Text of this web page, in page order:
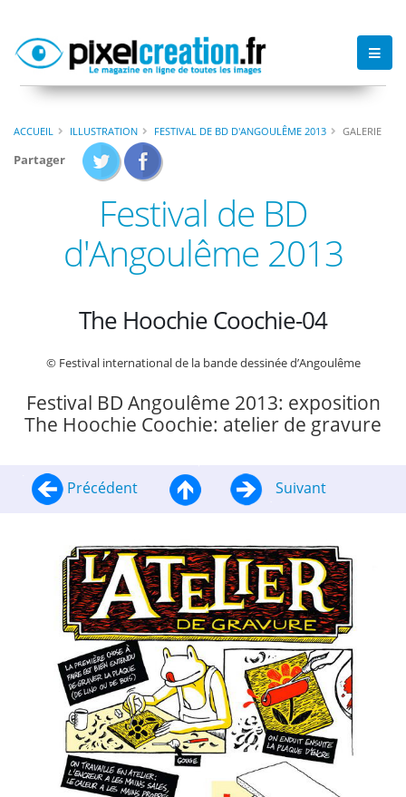
ACCUEIL ILLUSTRATION FESTIVAL DE BD D'ANGOULÊME 2013 GALERIE
Partager
Festival de BD
d'Angoulême 2013
The Hoochie Coochie-04
© Festival international de la bande dessinée d’Angoulême
Festival BD Angoulême 2013: exposition
The Hoochie Coochie: atelier de gravure
Précédent Suivant